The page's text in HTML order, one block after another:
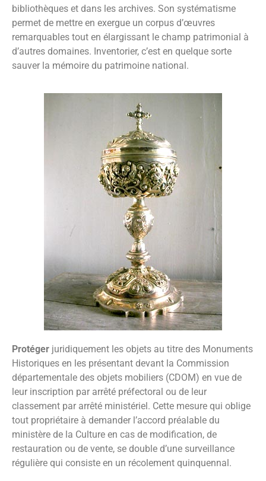
bibliothèques et dans les archives. Son systématisme
permet de mettre en exergue un corpus d’œuvres
remarquables tout en élargissant le champ patrimonial à
d’autres domaines. Inventorier, c’est en quelque sorte
sauver la mémoire du patrimoine national.
Protéger juridiquement les objets au titre des Monuments
Historiques en les présentant devant la Commission
départementale des objets mobiliers (CDOM) en vue de
leur inscription par arrêté préfectoral ou de leur
classement par arrêté ministériel. Cette mesure qui oblige
tout propriétaire à demander l’accord préalable du
ministère de la Culture en cas de modification, de
restauration ou de vente, se double d’une surveillance
régulière qui consiste en un récolement quinquennal.